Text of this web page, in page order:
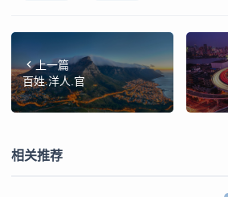
上一篇
百姓.洋人.官
相关推荐